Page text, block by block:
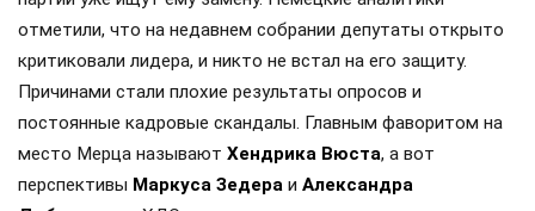
столкнется с серьезным кризисом. Сейчас дипломаты
Макрона и стать новым надежным партнером Британии
Фридрих Мерц, казалось бы, главный кандидат на пост
канцлера, сегодня оказался в эпицентре политического